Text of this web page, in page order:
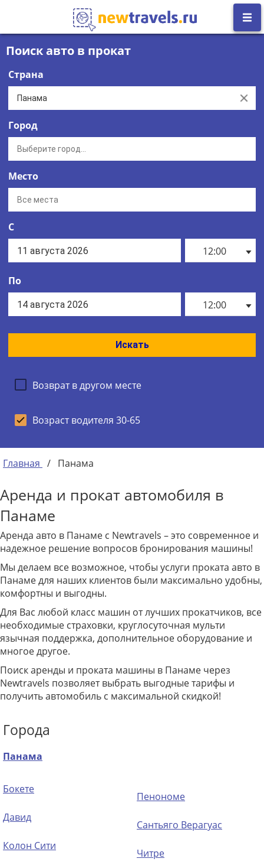
Поиск авто в прокат
Страна
Clear
Город
Место
С
12:00
По
12:00
Искать
Возврат в другом месте
Возраст водителя 30-65
Главная / Панама
Аренда и прокат автомобиля в
Панаме
Аренда авто в Панаме с Newtravels – это современное и
надежное решение вопросов бронирования машины!
Мы делаем все возможное, чтобы услуги проката авто в
Панаме для наших клиентов были максимально удобны,
комфортны и выгодны.
Для Вас любой класс машин от лучших прокатчиков, все
необходимые страховки, круглосуточная мульти
язычная поддержка, дополнительное оборудование и
многое другое.
Поиск аренды и проката машины в Панаме через
Newtravels позволяет выбрать выгодные тарифы и
получить автомобиль с максимальной скидкой!
Города
Панама
Бокете
Давид
Колон Сити
Пенономе
Сантьяго Верагуас
Читре